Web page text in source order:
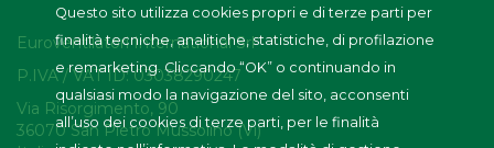
Euroventilatori International Srl
P.IVA / VAT ID:03038290247
Via Risorgimento, 90
36070 San Pietro Mussolino (Vi)
Questo sito utilizza cookies propri e di terze parti per
finalità tecniche, analitiche, statistiche, di profilazione
e remarketing. Cliccando “OK” o continuando in
qualsiasi modo la navigazione del sito, acconsenti
all’uso dei cookies di terze parti, per le finalità